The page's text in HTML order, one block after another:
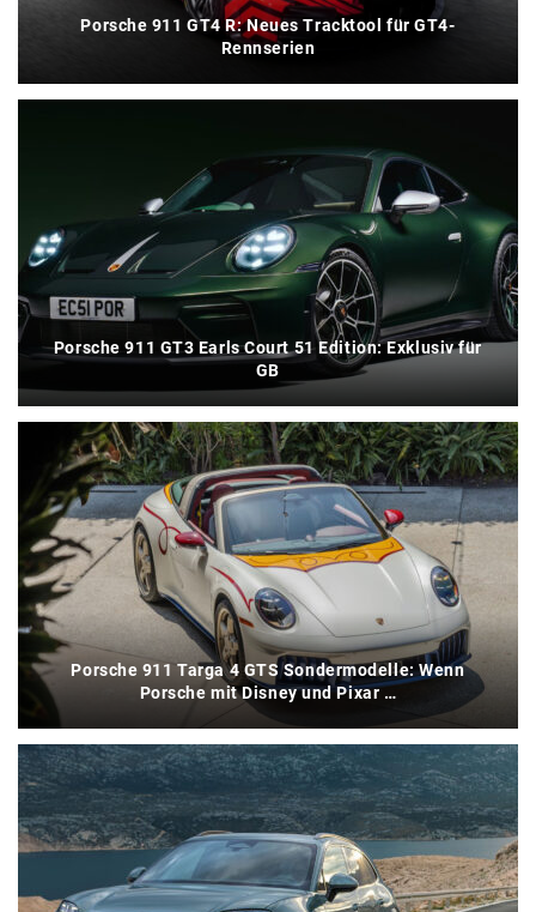
Porsche 911 GT4 R: Neues Tracktool für GT4-
Rennserien
Porsche 911 GT3 Earls Court 51 Edition: Exklusiv für
GB
Porsche 911 Targa 4 GTS Sondermodelle: Wenn
Porsche mit Disney und Pixar …